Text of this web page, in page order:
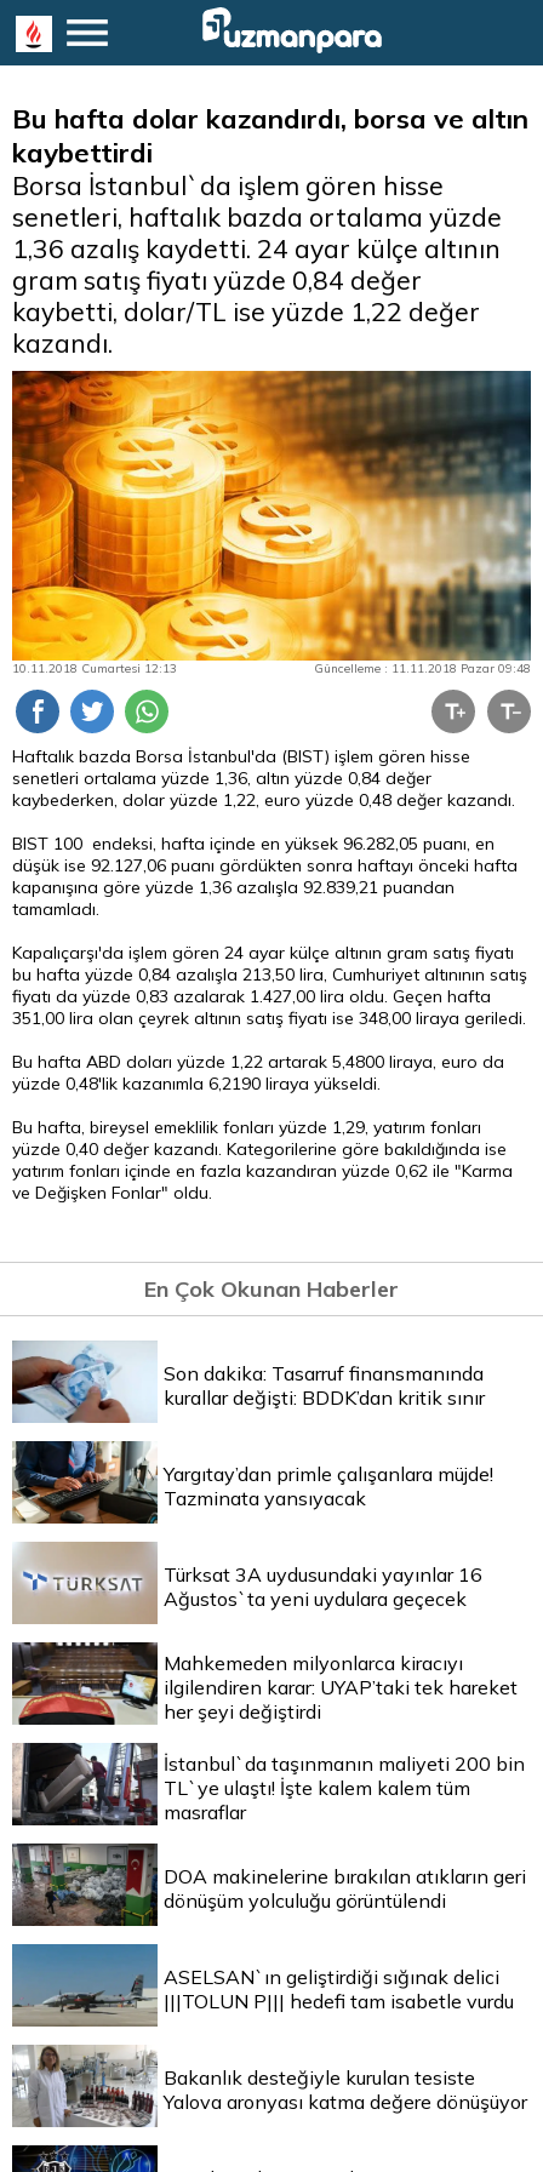
Bu hafta dolar kazandırdı, borsa ve altın
kaybettirdi
Borsa İstanbul`da işlem gören hisse
senetleri, haftalık bazda ortalama yüzde
1,36 azalış kaydetti. 24 ayar külçe altının
gram satış fiyatı yüzde 0,84 değer
kaybetti, dolar/TL ise yüzde 1,22 değer
kazandı.
10.11.2018 Cumartesi 12:13 Güncelleme : 11.11.2018 Pazar 09:48
Haftalık bazda Borsa İstanbul'da (BIST) işlem gören hisse
senetleri ortalama yüzde 1,36, altın yüzde 0,84 değer
kaybederken, dolar yüzde 1,22, euro yüzde 0,48 değer kazandı.
BIST 100 endeksi, hafta içinde en yüksek 96.282,05 puanı, en
düşük ise 92.127,06 puanı gördükten sonra haftayı önceki hafta
kapanışına göre yüzde 1,36 azalışla 92.839,21 puandan
tamamladı.
Kapalıçarşı'da işlem gören 24 ayar külçe altının gram satış fiyatı
bu hafta yüzde 0,84 azalışla 213,50 lira, Cumhuriyet altınının satış
fiyatı da yüzde 0,83 azalarak 1.427,00 lira oldu. Geçen hafta
351,00 lira olan çeyrek altının satış fiyatı ise 348,00 liraya geriledi.
Bu hafta ABD doları yüzde 1,22 artarak 5,4800 liraya, euro da
yüzde 0,48'lik kazanımla 6,2190 liraya yükseldi.
Bu hafta, bireysel emeklilik fonları yüzde 1,29, yatırım fonları
yüzde 0,40 değer kazandı. Kategorilerine göre bakıldığında ise
yatırım fonları içinde en fazla kazandıran yüzde 0,62 ile "Karma
ve Değişken Fonlar" oldu.
En Çok Okunan Haberler
Son dakika: Tasarruf finansmanında
kurallar değişti: BDDK’dan kritik sınır
Yargıtay’dan primle çalışanlara müjde!
Tazminata yansıyacak
Türksat 3A uydusundaki yayınlar 16
Ağustos`ta yeni uydulara geçecek
Mahkemeden milyonlarca kiracıyı
ilgilendiren karar: UYAP’taki tek hareket
her şeyi değiştirdi
İstanbul`da taşınmanın maliyeti 200 bin
TL`ye ulaştı! İşte kalem kalem tüm
masraflar
DOA makinelerine bırakılan atıkların geri
dönüşüm yolculuğu görüntülendi
ASELSAN`ın geliştirdiği sığınak delici
|||TOLUN P||| hedefi tam isabetle vurdu
Bakanlık desteğiyle kurulan tesiste
Yalova aronyası katma değere dönüşüyor